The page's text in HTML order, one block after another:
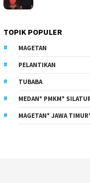
TOPIK POPULER
MAGETAN
PELANTIKAN
TUBABA
MEDAN* PMKM*
MAGETAN* JAWA